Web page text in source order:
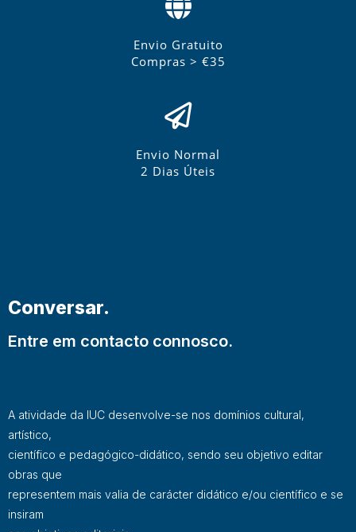
Envio Gratuito
Compras > €35
Envio Normal
2 Dias Úteis
Conversar.
Entre em contacto connosco.
A atividade da IUC desenvolve-se nos domínios cultural,
artístico,
científico e pedagógico-didático, sendo seu objetivo editar
obras que
representem mais valia de carácter didático e/ou científico e se
insiram